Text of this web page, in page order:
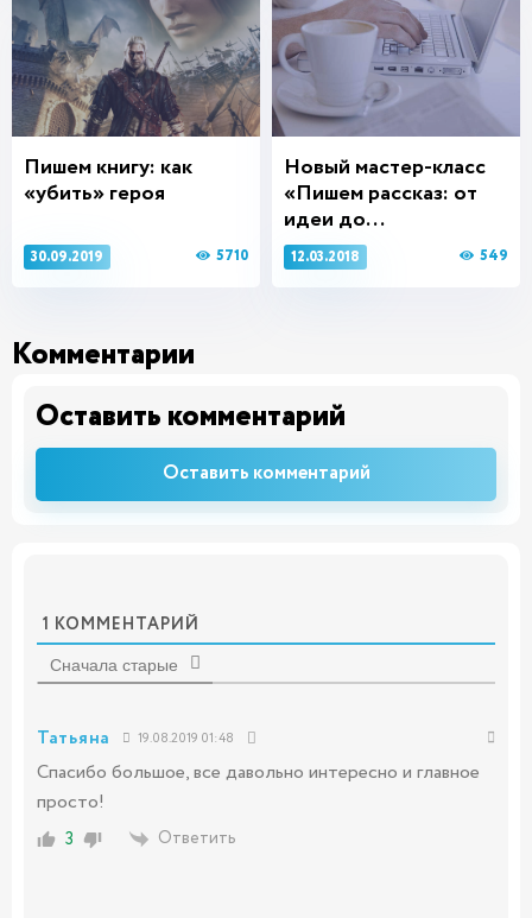
Пишем книгу: как
«убить» героя
30.09.2019 5710
Новый мастер-класс
«Пишем рассказ: от
идеи до...
12.03.2018 549
Комментарии
Оставить комментарий
Оставить комментарий
1 КОММЕНТАРИЙ
Сначала старые
Татьяна 19.08.2019 01:48
Спасибо большое, все давольно интересно и главное
просто!
3 Ответить